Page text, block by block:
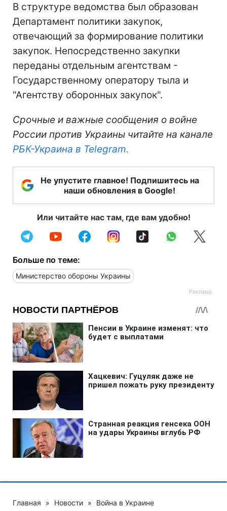
В структуре ведомства был образован
Департамент политики закупок,
отвечающий за формирование политики
закупок. Непосредственно закупки
переданы отдельным агентствам -
Государственному оператору тыла и
"Агентству оборонных закупок".
Срочные и важные сообщения о войне
России против Украины читайте на канале
РБК-Украина в Telegram.
Не упустите главное! Подпишитесь на
наши обновления в Google!
Или читайте нас там, где вам удобно!
Больше по теме:
Министерство обороны Украины
Главная » Новости » Война в Украине